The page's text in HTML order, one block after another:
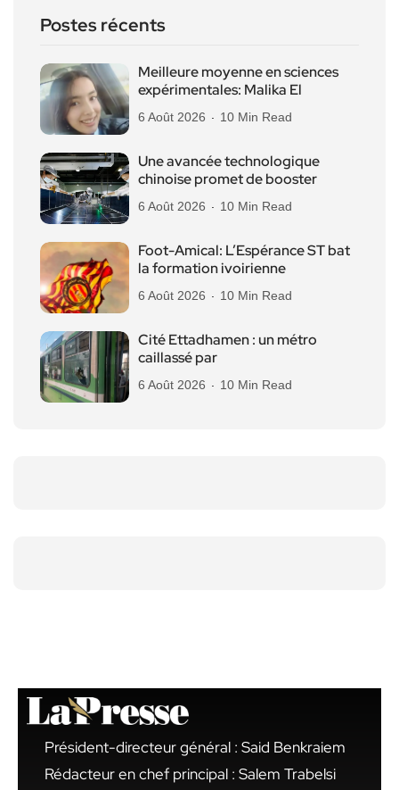
Postes récents
Meilleure moyenne en sciences
expérimentales: Malika El
6 Août 2026 10 Min Read
Une avancée technologique
chinoise promet de booster
6 Août 2026 10 Min Read
Foot-Amical: L’Espérance ST bat
la formation ivoirienne
6 Août 2026 10 Min Read
Cité Ettadhamen : un métro
caillassé par
6 Août 2026 10 Min Read
Président-directeur général : Said Benkraiem
Rédacteur en chef principal : Salem Trabelsi